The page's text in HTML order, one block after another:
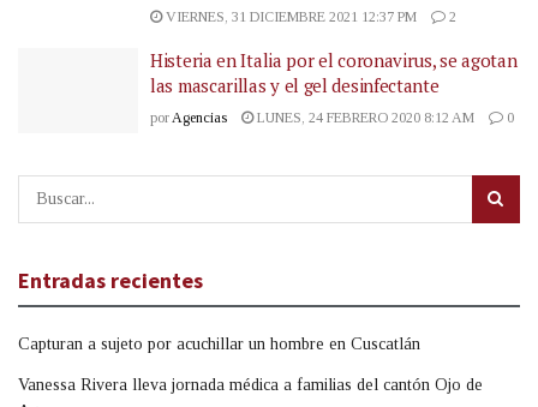
VIERNES, 31 DICIEMBRE 2021 12:37 PM
2
Histeria en Italia por el coronavirus, se agotan
las mascarillas y el gel desinfectante
por Agencias LUNES, 24 FEBRERO 2020 8:12 AM 0
Entradas recientes
Capturan a sujeto por acuchillar un hombre en Cuscatlán
Vanessa Rivera lleva jornada médica a familias del cantón Ojo de